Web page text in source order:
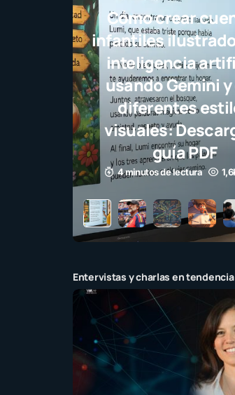
con
la
Entervistas y charlas en tendencia